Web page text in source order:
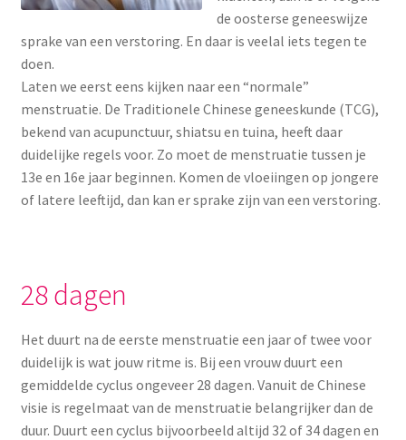
Wasbare zoogcompressen
Oefenbroekjes – zindelijkheidstraining
Yoni eggs
de oosterse geneeswijze
sprake van een verstoring. En daar is veelal iets tegen te
doen.
Laten we eerst eens kijken naar een “normale”
menstruatie. De Traditionele Chinese geneeskunde (TCG),
bekend van acupunctuur, shiatsu en tuina, heeft daar
duidelijke regels voor. Zo moet de menstruatie tussen je
13e en 16e jaar beginnen. Komen de vloeiingen op jongere
of latere leeftijd, dan kan er sprake zijn van een verstoring.
28 dagen
Het duurt na de eerste menstruatie een jaar of twee voor
duidelijk is wat jouw ritme is. Bij een vrouw duurt een
gemiddelde cyclus ongeveer 28 dagen. Vanuit de Chinese
visie is regelmaat van de menstruatie belangrijker dan de
duur. Duurt een cyclus bijvoorbeeld altijd 32 of 34 dagen en